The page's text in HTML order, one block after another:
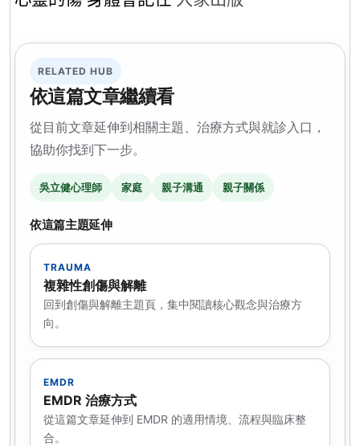
RELATED HUB
依這篇文章繼續看
從目前文章延伸到相關主題、治療方式與就診入口，
協助你找到下一步。
吳立健心理師 家庭 親子溝通 親子關係
依這篇主題延伸
TRAUMA
複雜性創傷與解離
回到創傷與解離主題頁，集中閱讀核心觀念與治療方
向。
EMDR
EMDR 治療方式
從這篇文章延伸到 EMDR 的適用情境、流程與臨床整
合。